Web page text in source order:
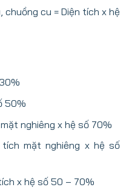
cu = Diện tích x hệ
50%
nghiêng x hệ số 70%
tích mặt nghiêng x hệ số
x hệ số 50 – 70%